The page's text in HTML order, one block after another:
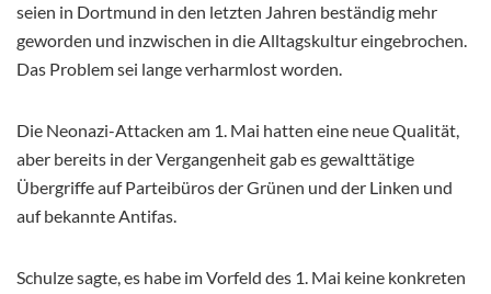
seien in Dortmund in den letzten Jahren beständig mehr
geworden und inzwischen in die Alltagskultur eingebrochen.
Das Problem sei lange verharmlost worden.
Die Neonazi-Attacken am 1. Mai hatten eine neue Qualität,
aber bereits in der Vergangenheit gab es gewalttätige
Übergriffe auf Parteibüros der Grünen und der Linken und
auf bekannte Antifas.
Schulze sagte, es habe im Vorfeld des 1. Mai keine konkreten